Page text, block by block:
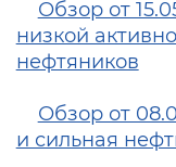
Обзор от
низкой
нефтяников
Обзор от
и сильная